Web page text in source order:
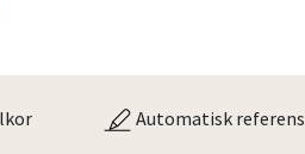
Automatisk referens